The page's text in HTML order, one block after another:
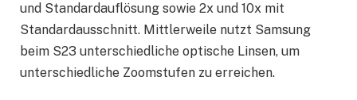
und Standardauflösung sowie 2x und 10x mit
Standardausschnitt. Mittlerweile nutzt Samsung
beim S23 unterschiedliche optische Linsen, um
unterschiedliche Zoomstufen zu erreichen.